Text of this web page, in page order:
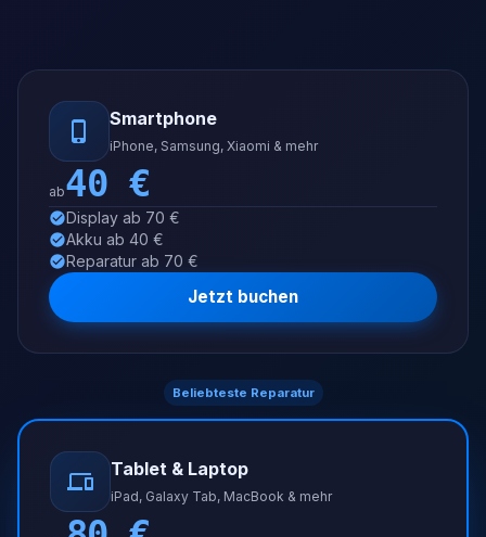
Smartphone
iPhone, Samsung, Xiaomi & mehr
ab40 €
Display ab 70 €
Akku ab 40 €
Reparatur ab 70 €
Jetzt buchen
Beliebteste Reparatur
Tablet & Laptop
iPad, Galaxy Tab, MacBook & mehr